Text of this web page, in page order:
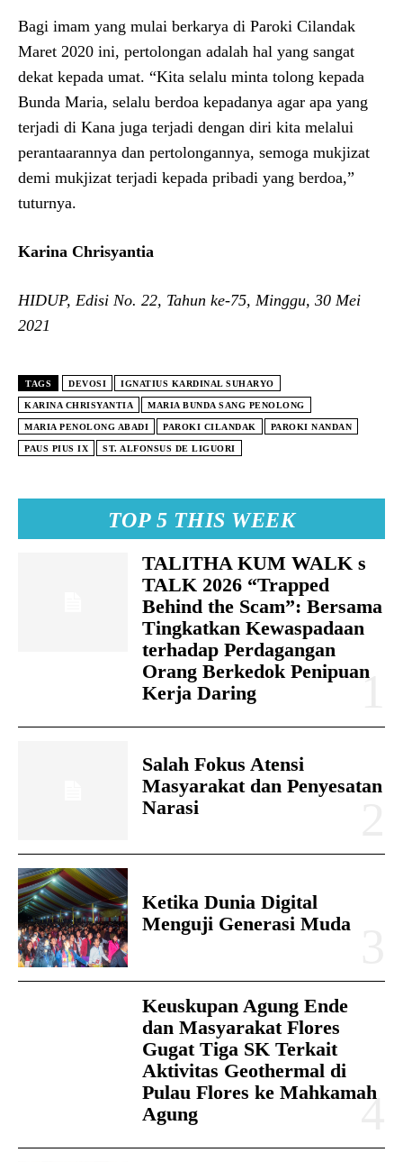
TOP 5 THIS WEEK
TALITHA KUM WALK s
TALK 2026 “Trapped
Behind the Scam”: Bersama
Tingkatkan Kewaspadaan
terhadap Perdagangan
Orang Berkedok Penipuan
Kerja Daring
Salah Fokus Atensi
Masyarakat dan Penyesatan
Narasi
Ketika Dunia Digital
Menguji Generasi Muda
Keuskupan Agung Ende
dan Masyarakat Flores
Gugat Tiga SK Terkait
Aktivitas Geothermal di
Pulau Flores ke Mahkamah
Agung
Bagi imam yang mulai berkarya di Paroki Cilandak
Maret 2020 ini, pertolongan adalah hal yang sangat
dekat kepada umat. “Kita selalu minta tolong kepada
Bunda Maria, selalu berdoa kepadanya agar apa yang
terjadi di Kana juga terjadi dengan diri kita melalui
perantaarannya dan pertolongannya, semoga mukjizat
demi mukjizat terjadi kepada pribadi yang berdoa,”
tuturnya.
Karina Chrisyantia
HIDUP, Edisi No. 22, Tahun ke-75, Minggu, 30 Mei
2021
TAGS DEVOSI IGNATIUS KARDINAL SUHARYO
KARINA CHRISYANTIA MARIA BUNDA SANG PENOLONG
MARIA PENOLONG ABADI PAROKI CILANDAK PAROKI NANDAN
PAUS PIUS IX ST. ALFONSUS DE LIGUORI